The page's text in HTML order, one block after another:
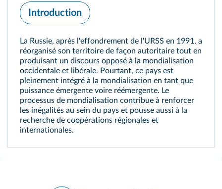
Introduction
La Russie, après l'effondrement de l'URSS en 1991, a
réorganisé son territoire de façon autoritaire tout en
produisant un discours opposé à la mondialisation
occidentale et libérale. Pourtant, ce pays est
pleinement intégré à la mondialisation en tant que
puissance émergente voire réémergente. Le
processus de mondialisation contribue à renforcer
les inégalités au sein du pays et pousse aussi à la
recherche de coopérations régionales et
internationales.